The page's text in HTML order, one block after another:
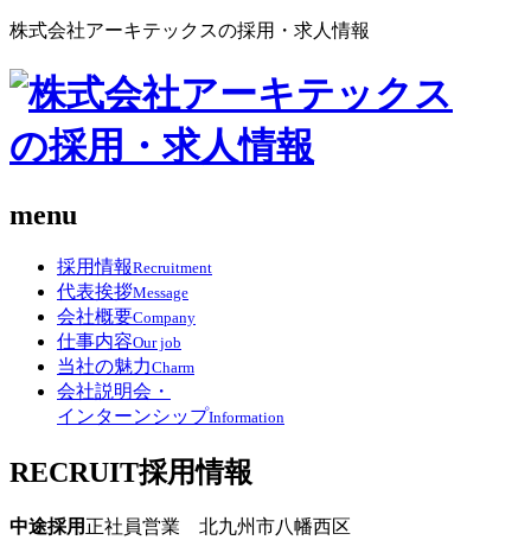
株式会社アーキテックスの採用・求人情報
menu
採用情報Recruitment
代表挨拶Message
会社概要Company
仕事内容Our job
当社の魅力Charm
会社説明会・
インターンシップInformation
RECRUIT採用情報
中途採用 正社員営業 北九州市八幡西区